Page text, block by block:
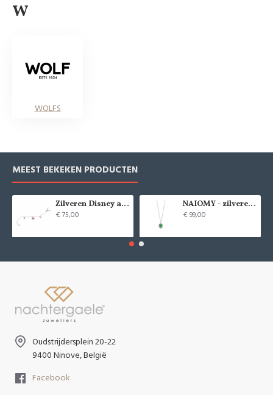
W
WOLFS
MEEST BEKEKEN PRODUCTEN
Zilveren Disney armband Minnie Mouse - 9084
€ 75,00
NAIOMY - zilveren halsketting met zirconium - 37715
€ 99,00
Oudstrijdersplein 20-22
9400 Ninove, België
Facebook